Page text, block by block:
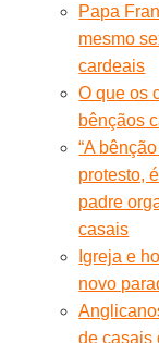
Papa
mesmo
cardeais
O que os
bênçãos
“A
protesto,
padre
casais
Igreja e
novo
de casais